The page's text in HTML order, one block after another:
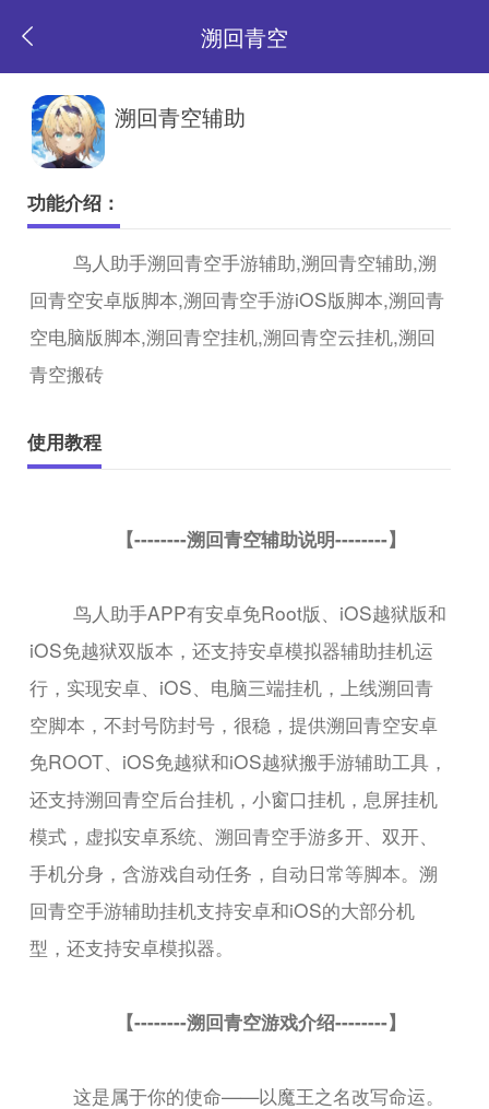
溯回青空
返
页
溯回青空辅助
功能介绍：
鸟人助手溯回青空手游辅助,溯回青空辅助,溯
回青空安卓版脚本,溯回青空手游iOS版脚本,溯回青
空电脑版脚本,溯回青空挂机,溯回青空云挂机,溯回
青空搬砖
使用教程
【--------溯回青空辅助说明--------】
鸟人助手APP有安卓免Root版、iOS越狱版和
iOS免越狱双版本，还支持安卓模拟器辅助挂机运
行，实现安卓、iOS、电脑三端挂机，上线溯回青
空脚本，不封号防封号，很稳，提供溯回青空安卓
免ROOT、iOS免越狱和iOS越狱搬手游辅助工具，
还支持溯回青空后台挂机，小窗口挂机，息屏挂机
模式，虚拟安卓系统、溯回青空手游多开、双开、
手机分身，含游戏自动任务，自动日常等脚本。溯
回青空手游辅助挂机支持安卓和iOS的大部分机
型，还支持安卓模拟器。
【--------溯回青空游戏介绍--------】
这是属于你的使命——以魔王之名改写命运。